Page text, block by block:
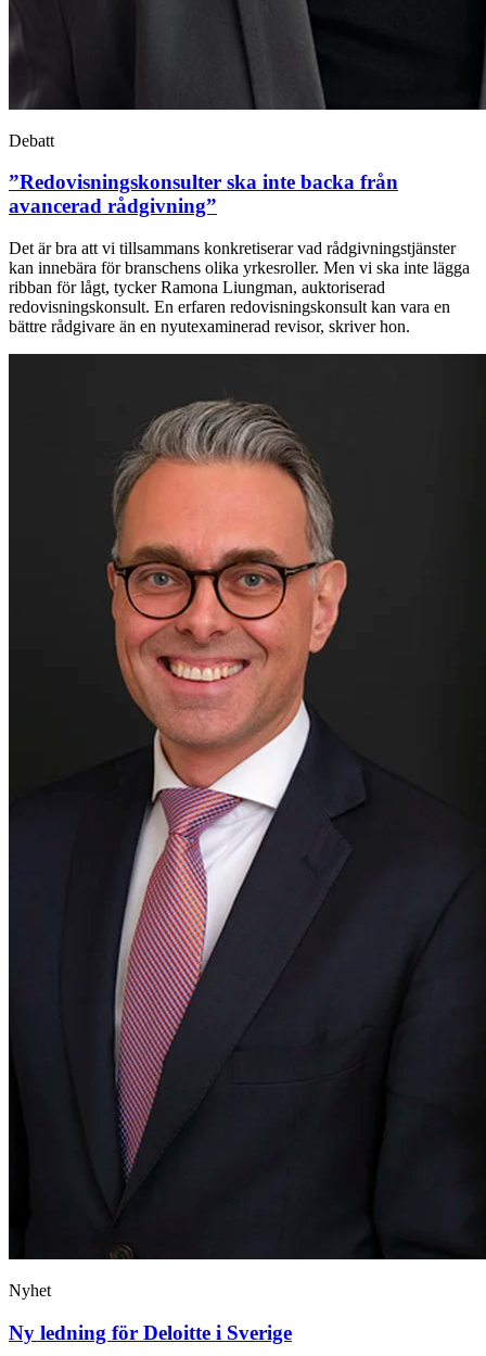
Debatt
”Redovisningskonsulter ska inte backa från
avancerad rådgivning”
Det är bra att vi tillsammans konkretiserar vad rådgivningstjänster
kan innebära för branschens olika yrkesroller. Men vi ska inte lägga
ribban för lågt, tycker Ramona Liungman, auktoriserad
redovisningskonsult. En erfaren redovisningskonsult kan vara en
bättre rådgivare än en nyutexaminerad revisor, skriver hon.
Nyhet
Ny ledning för Deloitte i Sverige